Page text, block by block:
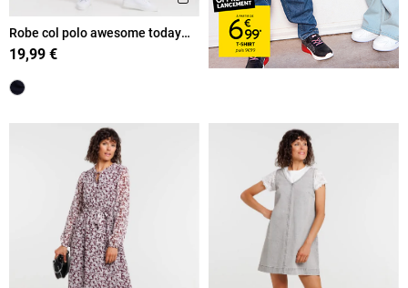
Robe col polo awesome today
femme
19,99 €